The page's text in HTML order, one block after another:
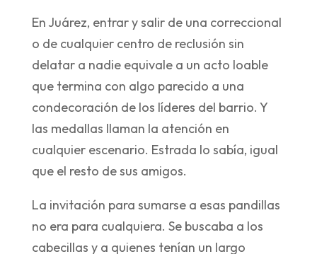
En Juárez, entrar y salir de una correccional
o de cualquier centro de reclusión sin
delatar a nadie equivale a un acto loable
que termina con algo parecido a una
condecoración de los líderes del barrio. Y
las medallas llaman la atención en
cualquier escenario. Estrada lo sabía, igual
que el resto de sus amigos.
La invitación para sumarse a esas pandillas
no era para cualquiera. Se buscaba a los
cabecillas y a quienes tenían un largo